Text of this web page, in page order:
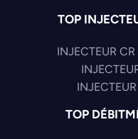
TOP
INJECTEUR
TOP